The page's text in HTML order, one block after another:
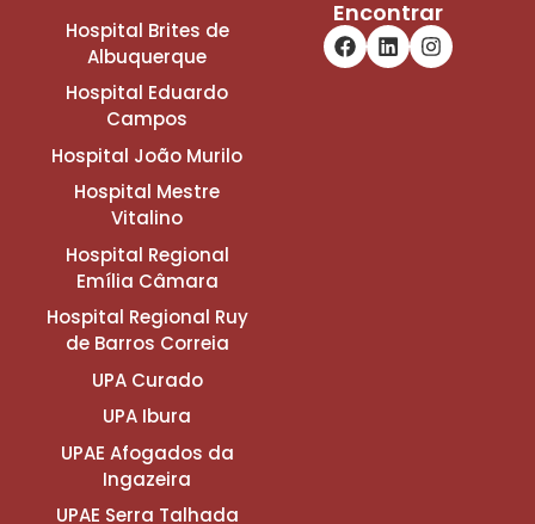
Hospital Brites de
Albuquerque
Hospital Eduardo
Campos
Hospital João Murilo
Hospital Mestre
Vitalino
Hospital Regional
Emília Câmara
Hospital Regional Ruy
de Barros Correia
UPA Curado
UPA Ibura
UPAE Afogados da
Ingazeira
UPAE Serra Talhada
Encontrar